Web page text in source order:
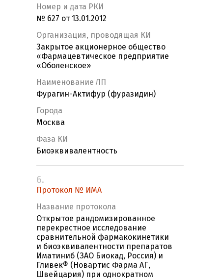
Номер и дата РКИ
№ 627 от 13.01.2012
Организация, проводящая КИ
Закрытое акционерное общество
«Фармацевтическое предприятие
«Оболенское»
Наименование ЛП
Фурагин-Актифур (фуразидин)
Города
Москва
Фаза КИ
Биоэквивалентность
6.
Протокол № ИМА
Название протокола
Открытое рандомизированное
перекрестное исследование
сравнительной фармакокинетики
и биоэквивалентности препаратов
Иматиниб (ЗАО Биокад, Россия) и
Гливек® (Новартис Фарма АГ,
Швейцария) при однократном